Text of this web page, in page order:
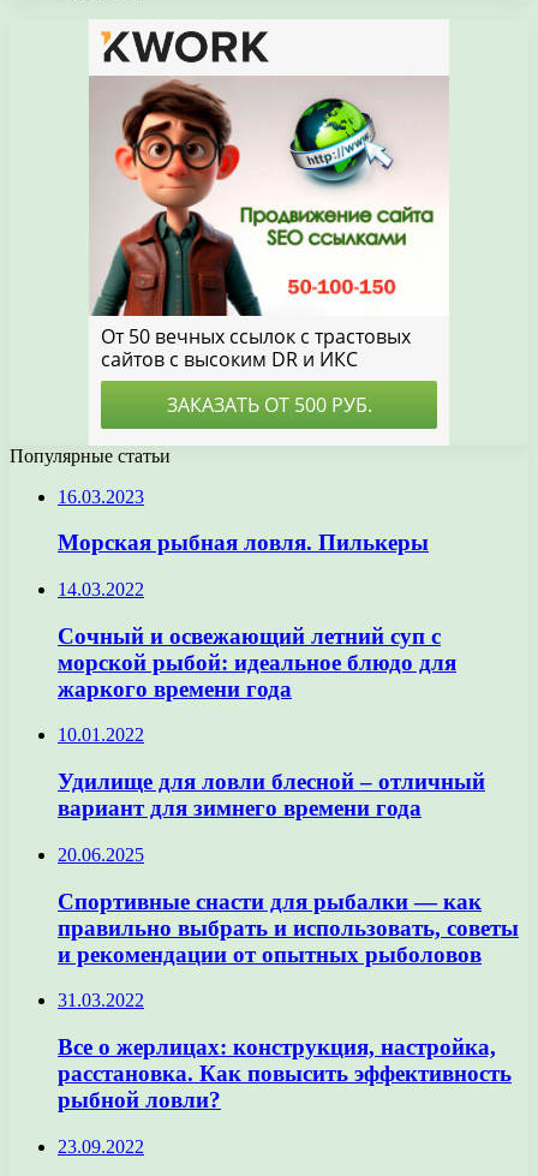
Популярные статьи
16.03.2023
Морская рыбная ловля. Пилькеры
14.03.2022
Сочный и освежающий летний суп с
морской рыбой: идеальное блюдо для
жаркого времени года
10.01.2022
Удилище для ловли блесной – отличный
вариант для зимнего времени года
20.06.2025
Спортивные снасти для рыбалки — как
правильно выбрать и использовать, советы
и рекомендации от опытных рыболовов
31.03.2022
Все о жерлицах: конструкция, настройка,
расстановка. Как повысить эффективность
рыбной ловли?
23.09.2022